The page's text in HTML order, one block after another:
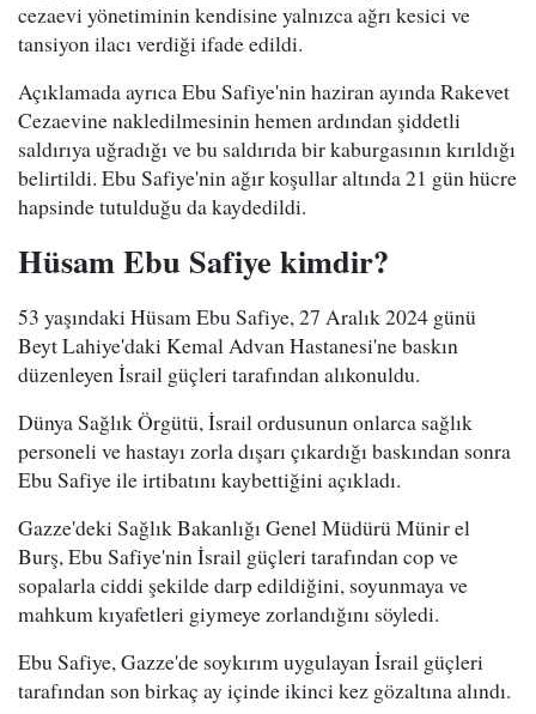
cezaevi yönetiminin kendisine yalnızca ağrı kesici ve
tansiyon ilacı verdiği ifade edildi.
Açıklamada ayrıca Ebu Safiye'nin haziran ayında Rakevet
Cezaevine nakledilmesinin hemen ardından şiddetli
saldırıya uğradığı ve bu saldırıda bir kaburgasının kırıldığı
belirtildi. Ebu Safiye'nin ağır koşullar altında 21 gün hücre
hapsinde tutulduğu da kaydedildi.
Hüsam Ebu Safiye kimdir?
53 yaşındaki Hüsam Ebu Safiye, 27 Aralık 2024 günü
Beyt Lahiye'daki Kemal Advan Hastanesi'ne baskın
düzenleyen İsrail güçleri tarafından alıkonuldu.
Dünya Sağlık Örgütü, İsrail ordusunun onlarca sağlık
personeli ve hastayı zorla dışarı çıkardığı baskından sonra
Ebu Safiye ile irtibatını kaybettiğini açıkladı.
Gazze'deki Sağlık Bakanlığı Genel Müdürü Münir el
Burş, Ebu Safiye'nin İsrail güçleri tarafından cop ve
sopalarla ciddi şekilde darp edildiğini, soyunmaya ve
mahkum kıyafetleri giymeye zorlandığını söyledi.
Ebu Safiye, Gazze'de soykırım uygulayan İsrail güçleri
tarafından son birkaç ay içinde ikinci kez gözaltına alındı.